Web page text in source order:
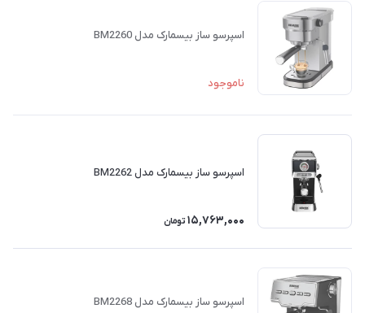
اسپرسو ساز بیسمارک مدل BM2260
ناموجود
اسپرسو ساز بیسمارک مدل BM2262
15,763,000 تومان
اسپرسو ساز بیسمارک مدل BM2268